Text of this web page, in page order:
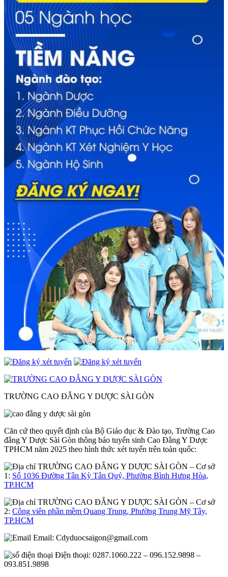
TRƯỜNG CAO ĐẲNG Y DƯỢC SÀI GÒN
Căn cứ theo quyết định của Bộ Giáo dục & Đào tạo, Trường Cao
đẳng Y Dược Sài Gòn thông báo tuyển sinh Cao Đẳng Y Dược
TPHCM năm 2025 theo hình thức xét tuyển trên toàn quốc:
– Cơ sở
1: Số 1036 Đường Tân Kỳ Tân Quý, Phường Bình Hưng Hòa,
TP.HCM
– Cơ sở
2: Công viên phần mềm Quang Trung, Phường Trung Mỹ Tây,
TP.HCM
Email: Cdyduocsaigon@gmail.com
Điện thoại: 0287.1060.222 – 096.152.9898 –
093.851.9898